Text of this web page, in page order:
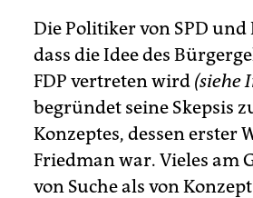
Die Politiker von SPD
dass die Idee des
FDP vertreten wird (siehe
begründet seine Skepsis
Konzeptes, dessen erster
Friedman war. Vieles am
von Suche als von